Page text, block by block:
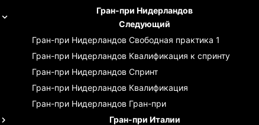
Гран-при Нидерландов
Следующий
Гран-при Нидерландов Свободная практика 1
Гран-при Нидерландов Квалификация к спринту
Гран-при Нидерландов Спринт
Гран-при Нидерландов Квалификация
Гран-при Нидерландов Гран-при
Гран-при Италии